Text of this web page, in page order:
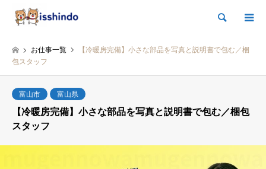
検索
お仕事一覧
【冷暖房完備】小さな部品を写真と説明書で包む／梱
包スタッフ
富山市
富山県
【冷暖房完備】小さな部品を写真と説明書で包む／梱包
スタッフ